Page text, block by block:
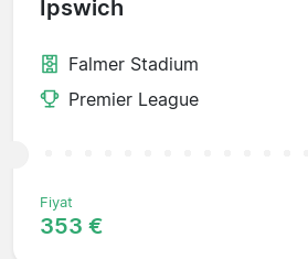
Ipswich
Falmer Stadium
Premier League
Fiyat
353 €